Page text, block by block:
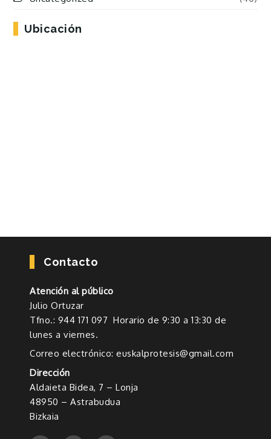
Ubicación
Contacto
Atención al público
Julio Ortuzar
Tfno.: 944 171 097 Horario de 9:30 a 13:30 de
lunes a viernes.
Correo electrónico: euskalprotesis@gmail.com
Dirección
Aldaieta Bidea, 7 – Lonja
48950 – Astrabudua
Bizkaia